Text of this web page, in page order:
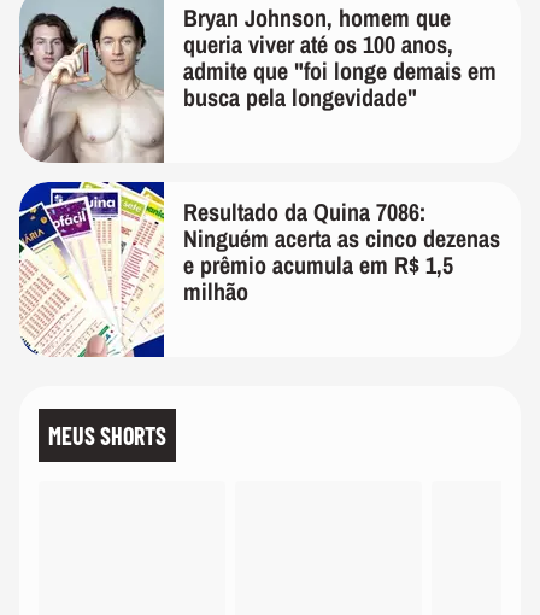
Bryan Johnson, homem que
queria viver até os 100 anos,
admite que "foi longe demais em
busca pela longevidade"
Resultado da Quina 7086:
Ninguém acerta as cinco dezenas
e prêmio acumula em R$ 1,5
milhão
MEUS SHORTS